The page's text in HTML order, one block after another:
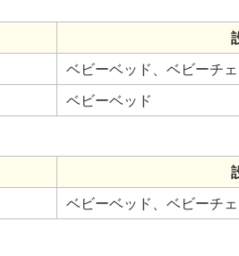
ベビーベッド、ベビーチ
ベビーベッド
ベビーベッド、ベビーチ